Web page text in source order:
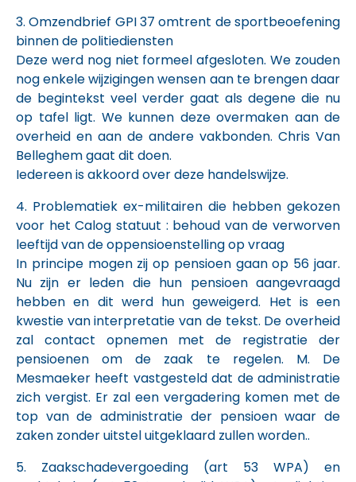
3. Omzendbrief GPI 37 omtrent de sportbeoefening
binnen de politiediensten
Deze werd nog niet formeel afgesloten. We zouden
nog enkele wijzigingen wensen aan te brengen daar
de begintekst veel verder gaat als degene die nu
op tafel ligt. We kunnen deze overmaken aan de
overheid en aan de andere vakbonden. Chris Van
Belleghem gaat dit doen.
Iedereen is akkoord over deze handelswijze.
4. Problematiek ex-militairen die hebben gekozen
voor het Calog statuut : behoud van de verworven
leeftijd van de oppensioenstelling op vraag
In principe mogen zij op pensioen gaan op 56 jaar.
Nu zijn er leden die hun pensioen aangevraagd
hebben en dit werd hun geweigerd. Het is een
kwestie van interpretatie van de tekst. De overheid
zal contact opnemen met de registratie der
pensioenen om de zaak te regelen. M. De
Mesmaeker heeft vastgesteld dat de administratie
zich vergist. Er zal een vergadering komen met de
top van de administratie der pensioen waar de
zaken zonder uitstel uitgeklaard zullen worden..
5. Zaakschadevergoeding (art 53 WPA) en